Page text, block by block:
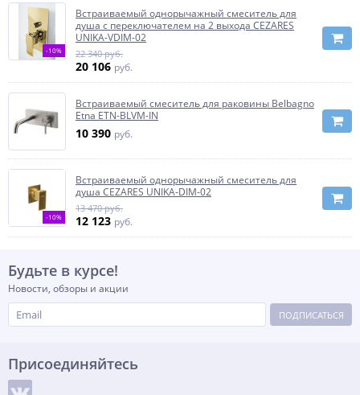
-10%
Встраиваемый однорычажный смеситель для
душа с переключателем на 2 выхода CEZARES
UNIKA-VDIM-02
22 340 руб.
20 106 руб.
Встраиваемый смеситель для раковины Belbagno
Etna ETN-BLVM-IN
10 390 руб.
-10%
Встраиваемый однорычажный смеситель для
душа CEZARES UNIKA-DIM-02
13 470 руб.
12 123 руб.
Будьте в курсе!
Новости, обзоры и акции
ПОДПИСАТЬСЯ
Присоединяйтесь